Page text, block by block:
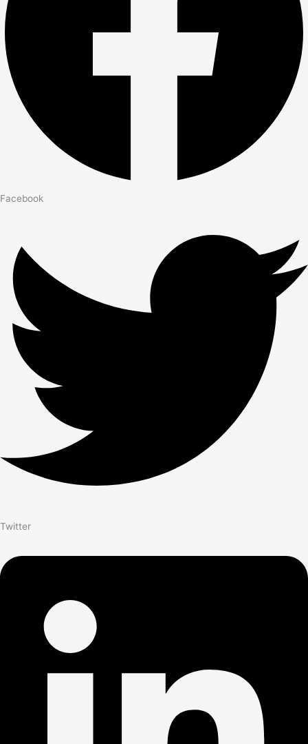
Facebook
Twitter